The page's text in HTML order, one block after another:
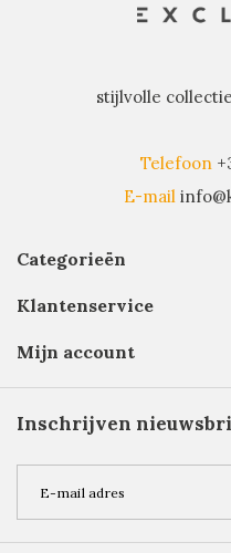
stijlvolle
Telefoon
E-mail
Categorieën
Klantenservice
Mijn account
Inschrijven